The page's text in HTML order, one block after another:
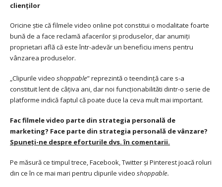
clienților
Oricine știe că filmele video online pot constitui o modalitate foarte
bună de a face reclamă afacerilor și produselor, dar anumiți
proprietari află că este într-adevăr un beneficiu imens pentru
vânzarea produselor.
„Clipurile video shoppable” reprezintă o teendință care s-a
constituit lent de câțiva ani, dar noi funcționabilităti dintr-o serie de
platforme indică faptul că poate duce la ceva mult mai important.
Fac filmele video parte din strategia personală de
marketing? Face parte din strategia personală de vânzare?
Spuneți-ne despre eforturile dvs. în comentarii.
Pe măsură ce timpul trece, Facebook, Twitter și Pinterest joacă roluri
din ce în ce mai mari pentru clipurile video shoppable.